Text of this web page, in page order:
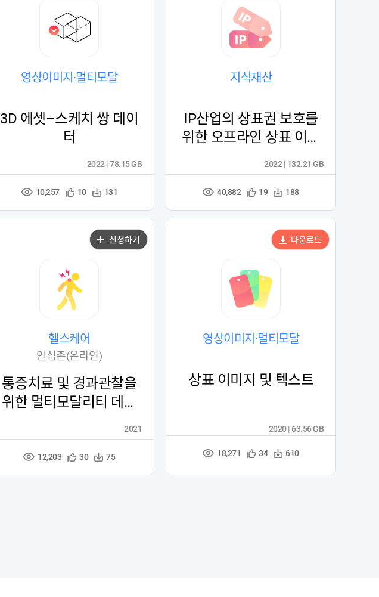
영상이미지·멀티모달
3D 에셋–스케치 쌍 데이
터
조
수
10,257
관
등
록
10
다
수
131
2022 | 78.15 GB
지식재산
IP산업의 상표권 보호를
위한 오프라인 상표 이미
조
수
40,882
관
등
록
19
다
수
188
2022 | 132.21 GB
헬스케어
안심존(온라인)
통증치료 및 경과관찰을
위한 멀티모달리티 데이
조
수
12,203
관
등
30
다
수
75
2021
신청하기
영상이미지·멀티모달
상표 이미지 및 텍스트
조 18,271
관
록
34
다 610
2020 | 63.56 GB
다운로드